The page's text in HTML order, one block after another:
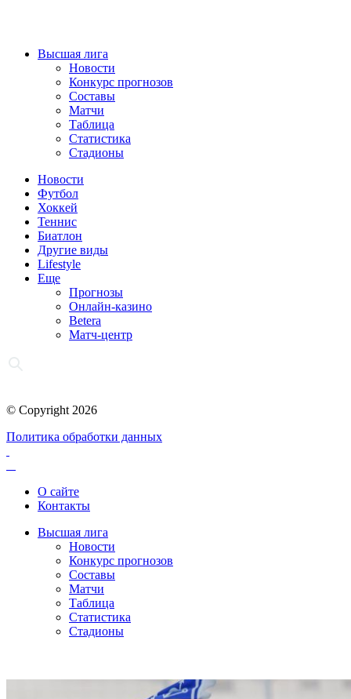
Высшая лига
Новости
Конкурс прогнозов
Составы
Матчи
Таблица
Статистика
Стадионы
Новости
Футбол
Хоккей
Теннис
Биатлон
Другие виды
Lifestyle
Еще
Прогнозы
Онлайн-казино
Betera
Матч-центр
© Copyright 2026
Политика обработки данных
О сайте
Контакты
Высшая лига
Новости
Конкурс прогнозов
Составы
Матчи
Таблица
Статистика
Стадионы